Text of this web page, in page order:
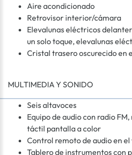
Aire acondicionado
Retrovisor interior/cámara
Elevalunas eléctricos
un solo toque, elevalunas
Cristal trasero oscurecido en
MULTIMEDIA Y SONIDO
Seis altavoces
Equipo de audio con radio
táctil pantalla a color
Control remoto de audio en
Tablero de instrumentos con